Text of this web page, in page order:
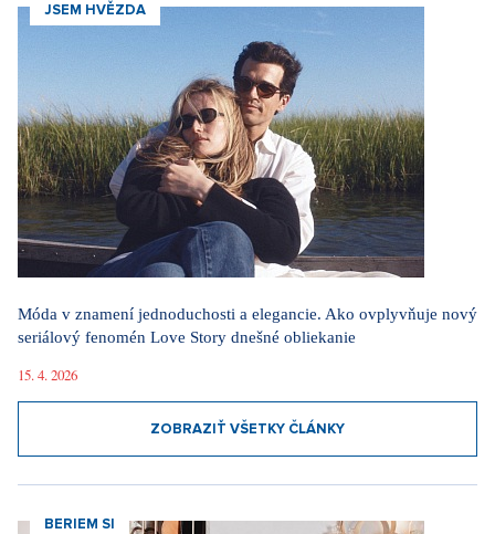
JSEM HVĚZDA
Móda v znamení jednoduchosti a elegancie. Ako ovplyvňuje nový
seriálový fenomén Love Story dnešné obliekanie
15. 4. 2026
ZOBRAZIŤ VŠETKY ČLÁNKY
BERIEM SI